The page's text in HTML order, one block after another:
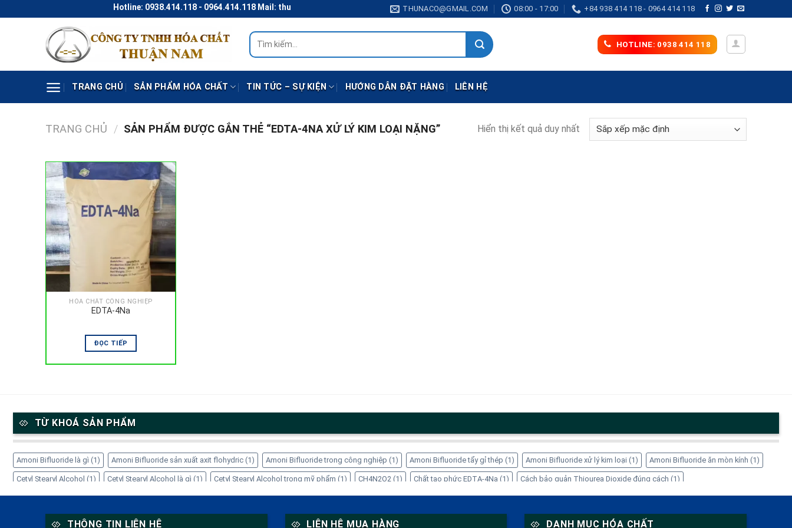
to
Hotline: 0938.414.118 - 0964.414.118 Mail: thunaco@gmail.com THUNACO@GMAIL.COM 08:00 - 17:00 +84 938 414 118 - 0964 414 118
Tìm
kiếm:
HOTLINE: 0938 414 118
TRANG CHỦ SẢN PHẨM HÓA CHẤT TIN TỨC – SỰ KIỆN HƯỚNG DẪN ĐẶT HÀNG LIÊN HỆ
TRANG CHỦ / SẢN PHẨM ĐƯỢC GẮN THẺ “EDTA-4NA XỬ LÝ KIM LOẠI NẶNG” Hiển thị kết quả duy nhất
HÓA CHẤT CÔNG NGHIỆP
EDTA-4Na
ĐỌC TIẾP
TỪ KHOÁ SẢN PHẨM
Amoni Bifluoride là gì (1) Amoni Bifluoride sản xuất axit flohydric(1) Amoni Bifluoride trong công nghiệp (1) Amoni Bifluoride tẩy gỉ thép (1) Amoni Bifluoride xử lý kim loại (1) Amoni Bifluoride ăn mòn kính (1)
Cetyl Stearyl Alcohol (1) Cetyl Stearyl Alcohol là gì (1) Cetyl Stearyl Alcohol trong mỹ phẩm (1) CH4N2O2(1) Chất tạo phức EDTA-4Na (1) Cách bảo quản Thiourea Dioxide đúng cách (1)
Cách sử dụng EDTA-4Na(1) Công dụng của Amoni Bifluoride(1) Công dụng của Inositol(1) Công dụng của Sorbitol(2) Dung dịch Sorbitol(1) EDTA-4Na có tác dụng gì(1) EDTA-4Na có độc không(1)
EDTA-4Na giá bao nhiêu(1) EDTA-4Na trong mỹ phẩm(1) EDTA-4Na trong thực phẩm(1) EDTA-4Na xử lý kim loại nặng(1) Glycerin tinh luyện giá sỉ(1) Inositol cho nữ giới(1) Inositol giảm cân(1)
THÔNG TIN LIÊN HỆ LIÊN HỆ MUA HÀNG DANH MỤC HÓA CHẤT